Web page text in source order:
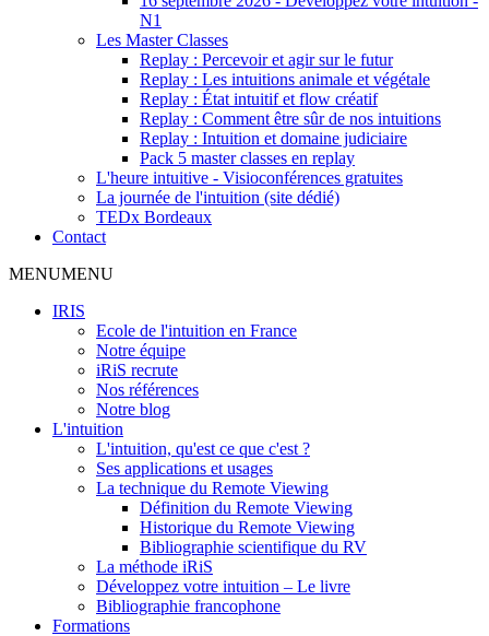
N1
Les Master Classes
Replay : Percevoir et agir sur le futur
Replay : Les intuitions animale et végétale
Replay : État intuitif et flow créatif
Replay : Comment être sûr de nos intuitions
Replay : Intuition et domaine judiciaire
Pack 5 master classes en replay
L'heure intuitive - Visioconférences gratuites
La journée de l'intuition (site dédié)
TEDx Bordeaux
Contact
MENUMENU
IRIS
Ecole de l'intuition en France
Notre équipe
iRiS recrute
Nos références
Notre blog
L'intuition
L'intuition, qu'est ce que c'est ?
Ses applications et usages
La technique du Remote Viewing
Définition du Remote Viewing
Historique du Remote Viewing
Bibliographie scientifique du RV
La méthode iRiS
Développez votre intuition – Le livre
Bibliographie francophone
Formations